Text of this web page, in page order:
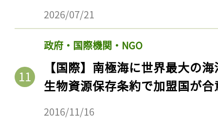
2026/07/21
政府・国際機関・NGO
【国際】南極海に世界最大の
生物資源保存条約で加盟国が合
2016/11/16